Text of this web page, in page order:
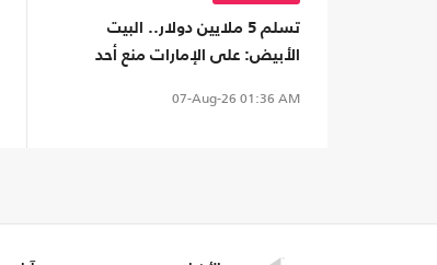
تسلم 5 ملايين دولار.. البيت
الأبيض: على الإمارات منع أحد
07-Aug-26 01:36 AM